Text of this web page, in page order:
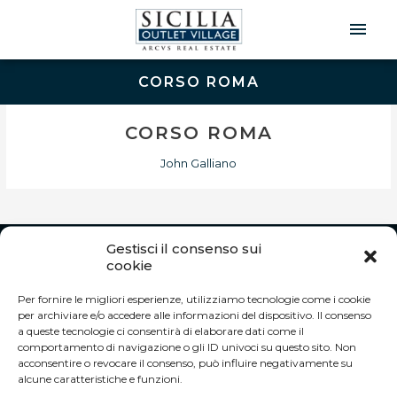
Gestisci il consenso sui
cookie
Per fornire le migliori esperienze, utilizziamo tecnologie come i cookie
per archiviare e/o accedere alle informazioni del dispositivo. Il consenso
a queste tecnologie ci consentirà di elaborare dati come il
comportamento di navigazione o gli ID univoci su questo sito. Non
acconsentire o revocare il consenso, può influire negativamente su
alcune caratteristiche e funzioni.
CORSO ROMA
CORSO ROMA
John Galliano
Uscita Dittaino Outlet – 94011 Agira (EN)
Tel. +39 0935 950040
info@siciliaoutletvillage.com
ORARI DI APERTURA: